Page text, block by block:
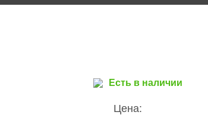
Есть в наличии
Цена: